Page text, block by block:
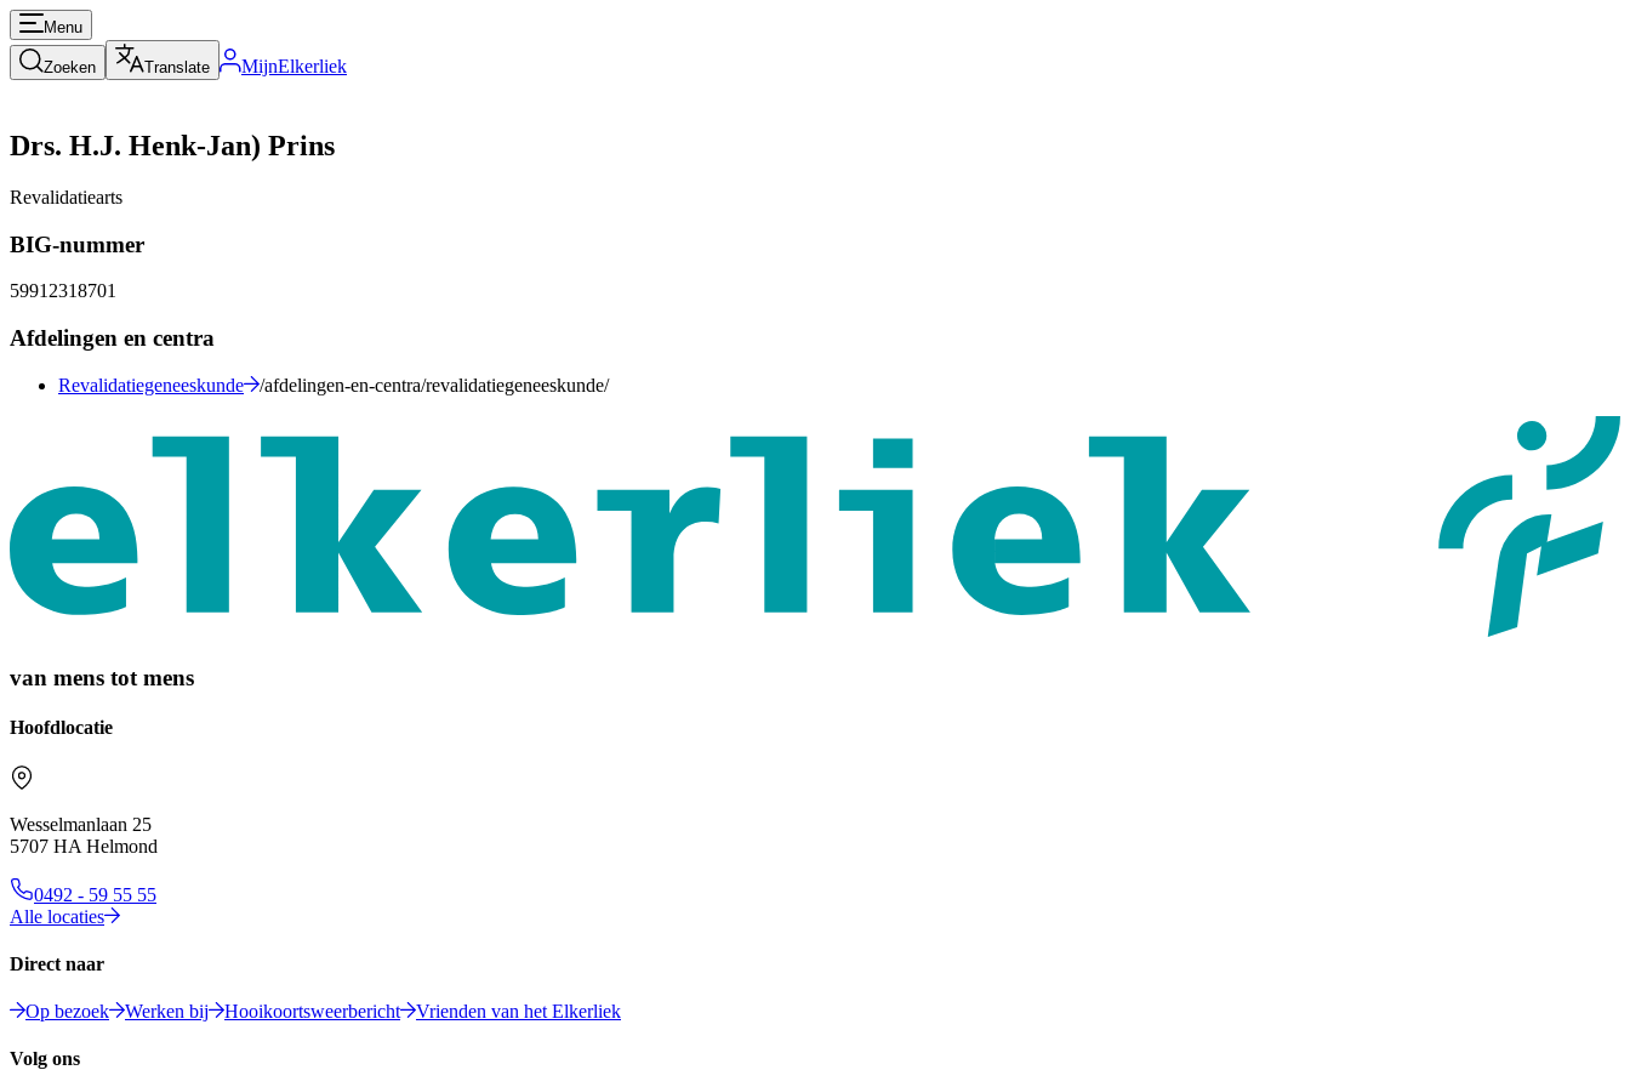
Menu
Zoeken Translate MijnElkerliek
Drs. H.J. Henk-Jan) Prins
Revalidatiearts
BIG-nummer
59912318701
Afdelingen en centra
Revalidatiegeneeskunde /afdelingen-en-centra/revalidatiegeneeskunde/
van mens tot mens
Hoofdlocatie
Wesselmanlaan 25
5707 HA Helmond
0492 - 59 55 55
Alle locaties
Direct naar
Op bezoek Werken bij Hooikoortsweerbericht Vrienden van het Elkerliek
Volg ons